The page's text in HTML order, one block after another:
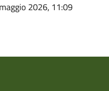
2026, 11:09